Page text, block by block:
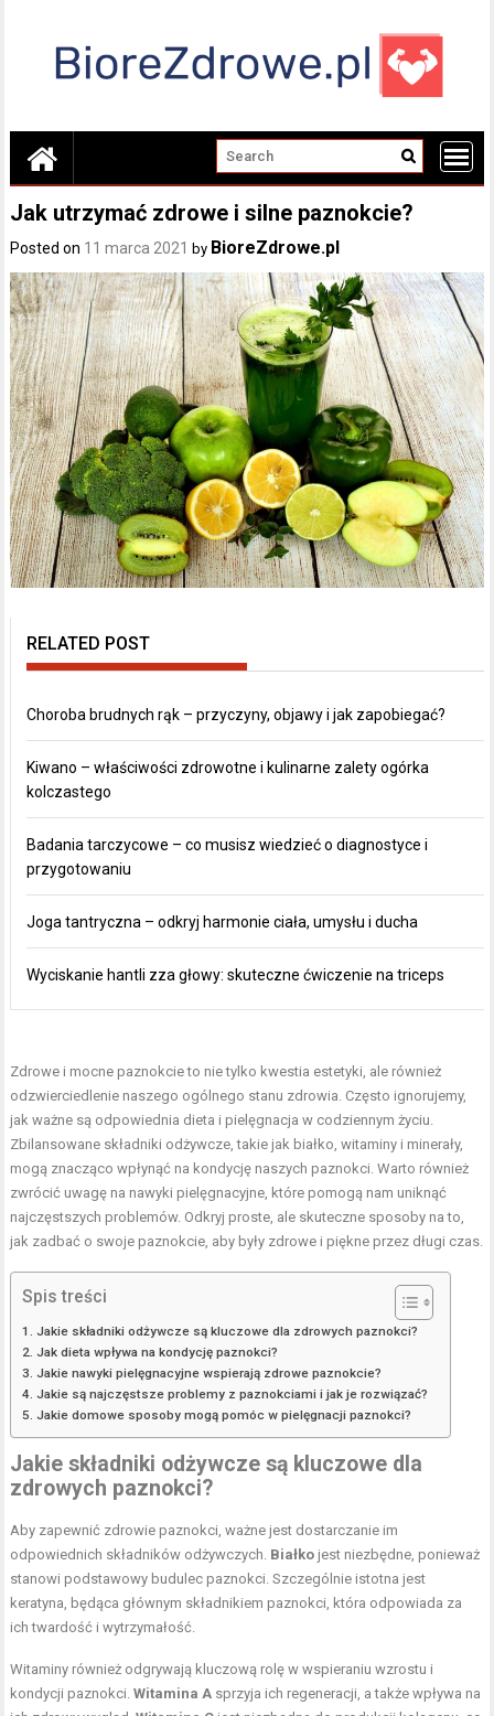
Jak utrzymać zdrowe i silne paznokcie?
Posted on 11 marca 2021 by BioreZdrowe.pl
RELATED POST
Choroba brudnych rąk – przyczyny, objawy i jak zapobiegać?
Kiwano – właściwości zdrowotne i kulinarne zalety ogórka
kolczastego
Badania tarczycowe – co musisz wiedzieć o diagnostyce i
przygotowaniu
Joga tantryczna – odkryj harmonie ciała, umysłu i ducha
Wyciskanie hantli zza głowy: skuteczne ćwiczenie na triceps
Zdrowe i mocne paznokcie to nie tylko kwestia estetyki, ale również
odzwierciedlenie naszego ogólnego stanu zdrowia. Często ignorujemy,
jak ważne są odpowiednia dieta i pielęgnacja w codziennym życiu.
Zbilansowane składniki odżywcze, takie jak białko, witaminy i minerały,
mogą znacząco wpłynąć na kondycję naszych paznokci. Warto również
zwrócić uwagę na nawyki pielęgnacyjne, które pomogą nam uniknąć
najczęstszych problemów. Odkryj proste, ale skuteczne sposoby na to,
jak zadbać o swoje paznokcie, aby były zdrowe i piękne przez długi czas.
Spis treści
Jakie składniki odżywcze są kluczowe dla zdrowych paznokci?
Jak dieta wpływa na kondycję paznokci?
Jakie nawyki pielęgnacyjne wspierają zdrowe paznokcie?
Jakie są najczęstsze problemy z paznokciami i jak je rozwiązać?
Jakie domowe sposoby mogą pomóc w pielęgnacji paznokci?
Jakie składniki odżywcze są kluczowe dla
zdrowych paznokci?
Aby zapewnić zdrowie paznokci, ważne jest dostarczanie im
odpowiednich składników odżywczych. Białko jest niezbędne, ponieważ
stanowi podstawowy budulec paznokci. Szczególnie istotna jest
keratyna, będąca głównym składnikiem paznokci, która odpowiada za
ich twardość i wytrzymałość.
Witaminy również odgrywają kluczową rolę w wspieraniu wzrostu i
kondycji paznokci.Witamina A sprzyja ich regeneracji, a także wpływa na